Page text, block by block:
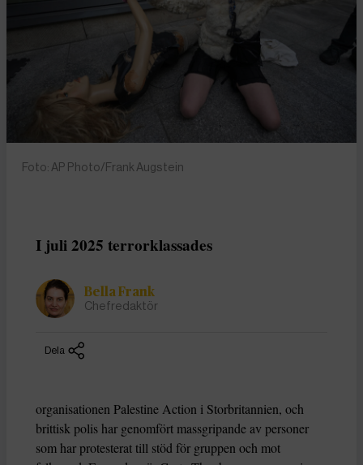
Foto: AP Photo/Frank Augstein
I juli 2025 terrorklassades
Bella Frank
Chefredaktör
Dela
organisationen Palestine Action i Storbritannien, och
brittisk polis har genomfört massgripande av personer
som har protesterat till stöd för gruppen och mot